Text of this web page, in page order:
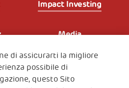
Impact Investing
Media
di assicurarti la migliore
possibile di
questo Sito